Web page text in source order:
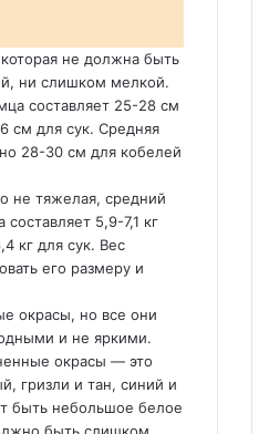
не должна быть
ни слишком мелкой.
составляет 25-28 см
см для сук. Средняя
28-30 см для кобелей
не тяжелая, средний
5,9-7,1 кг
кг для сук. Вес
его размеру и
окрасы, но все они
и не яркими.
окрасы — это
гризли и тан, синий и
быть небольшое белое